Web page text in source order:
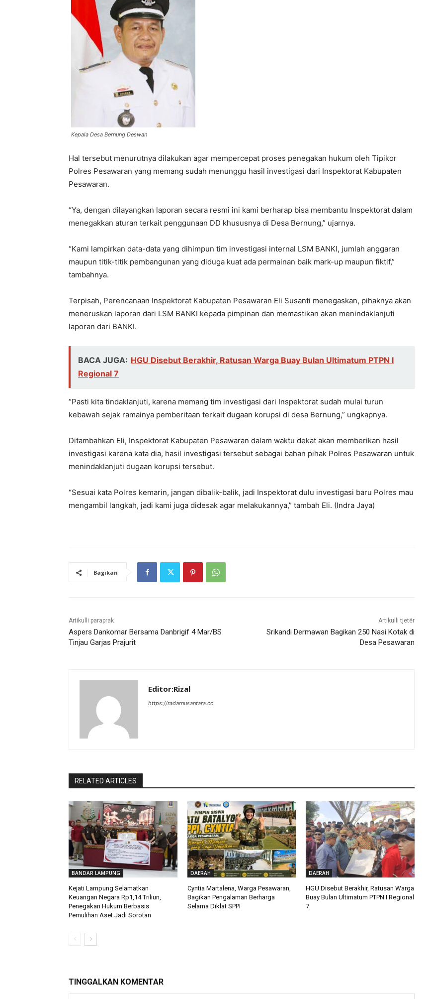
Kepala Desa Bernung Deswan
Hal tersebut menurutnya dilakukan agar mempercepat proses penegakan hukum oleh Tipikor
Polres Pesawaran yang memang sudah menunggu hasil investigasi dari Inspektorat Kabupaten
Pesawaran.
“Ya, dengan dilayangkan laporan secara resmi ini kami berharap bisa membantu Inspektorat dalam
menegakkan aturan terkait penggunaan DD khususnya di Desa Bernung,” ujarnya.
“Kami lampirkan data-data yang dihimpun tim investigasi internal LSM BANKI, jumlah anggaran
maupun titik-titik pembangunan yang diduga kuat ada permainan baik mark-up maupun fiktif,”
tambahnya.
Terpisah, Perencanaan Inspektorat Kabupaten Pesawaran Eli Susanti menegaskan, pihaknya akan
meneruskan laporan dari LSM BANKI kepada pimpinan dan memastikan akan menindaklanjuti
laporan dari BANKI.
BACA JUGA: HGU Disebut Berakhir, Ratusan Warga Buay Bulan Ultimatum PTPN I
Regional 7
“Pasti kita tindaklanjuti, karena memang tim investigasi dari Inspektorat sudah mulai turun
kebawah sejak ramainya pemberitaan terkait dugaan korupsi di desa Bernung,” ungkapnya.
Ditambahkan Eli, Inspektorat Kabupaten Pesawaran dalam waktu dekat akan memberikan hasil
investigasi karena kata dia, hasil investigasi tersebut sebagai bahan pihak Polres Pesawaran untuk
menindaklanjuti dugaan korupsi tersebut.
“Sesuai kata Polres kemarin, jangan dibalik-balik, jadi Inspektorat dulu investigasi baru Polres mau
mengambil langkah, jadi kami juga didesak agar melakukannya,” tambah Eli. (Indra Jaya)
Bagikan
Artikulli paraprak
Aspers Dankomar Bersama Danbrigif 4 Mar/BS
Tinjau Garjas Prajurit
Artikulli tjetër
Srikandi Dermawan Bagikan 250 Nasi Kotak di
Desa Pesawaran
Editor:Rizal
https://radarnusantara.co
RELATED ARTICLES
BANDAR LAMPUNG
Kejati Lampung Selamatkan
Keuangan Negara Rp1,14 Triliun,
Penegakan Hukum Berbasis
Pemulihan Aset Jadi Sorotan
DAERAH
Cyntia Martalena, Warga Pesawaran,
Bagikan Pengalaman Berharga
Selama Diklat SPPI
DAERAH
HGU Disebut Berakhir, Ratusan Warga
Buay Bulan Ultimatum PTPN I Regional
7
TINGGALKAN KOMENTAR